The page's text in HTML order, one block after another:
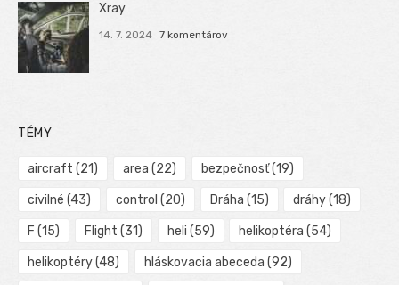
Xray
14. 7. 2024 7 komentárov
TÉMY
aircraft (21) area (22) bezpečnosť(19)
civilné (43) control (20) Dráha (15) dráhy(18)
F (15) Flight (31) heli (59) helikoptéra (54)
helikoptéry(48) hláskovacia abeceda (92)